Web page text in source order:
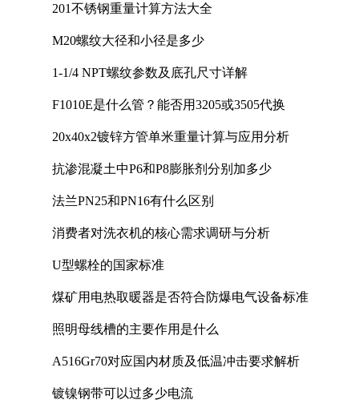
201不锈钢重量计算方法大全
M20螺纹大径和小径是多少
1-1/4 NPT螺纹参数及底孔尺寸详解
F1010E是什么管？能否用3205或3505代换
20x40x2镀锌方管单米重量计算与应用分析
抗渗混凝土中P6和P8膨胀剂分别加多少
法兰PN25和PN16有什么区别
消费者对洗衣机的核心需求调研与分析
U型螺栓的国家标准
煤矿用电热取暖器是否符合防爆电气设备标准
照明母线槽的主要作用是什么
A516Gr70对应国内材质及低温冲击要求解析
镀镍钢带可以过多少电流